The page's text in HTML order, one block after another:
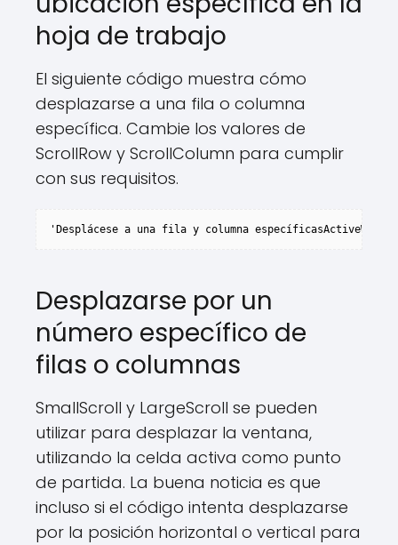
hoja de trabajo
El siguiente código muestra cómo
desplazarse a una fila o columna
específica. Cambie los valores de
ScrollRow y ScrollColumn para cumplir
con sus requisitos.
'Desplácese a una fila y columna
Desplazarse por un
número específico de
filas o columnas
SmallScroll y LargeScroll se pueden
utilizar para desplazar la ventana,
utilizando la celda activa como punto
de partida. La buena noticia es que
incluso si el código intenta desplazarse
por la posición horizontal o vertical para